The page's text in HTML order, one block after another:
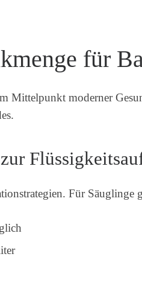
für
Mittelpunkt moderner
Für Säuglinge